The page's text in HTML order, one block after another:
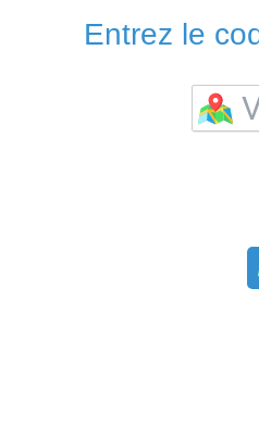
Entrez le